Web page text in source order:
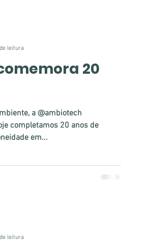
20
a @ambiotech
completamos 20 anos de
em...
leitura
leitura